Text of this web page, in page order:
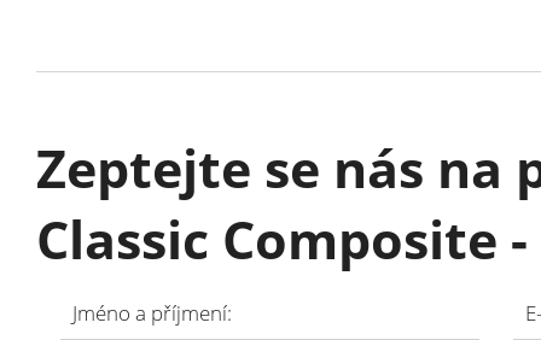
Zeptejte se nás
Classic Composite
Jméno a příjmení: